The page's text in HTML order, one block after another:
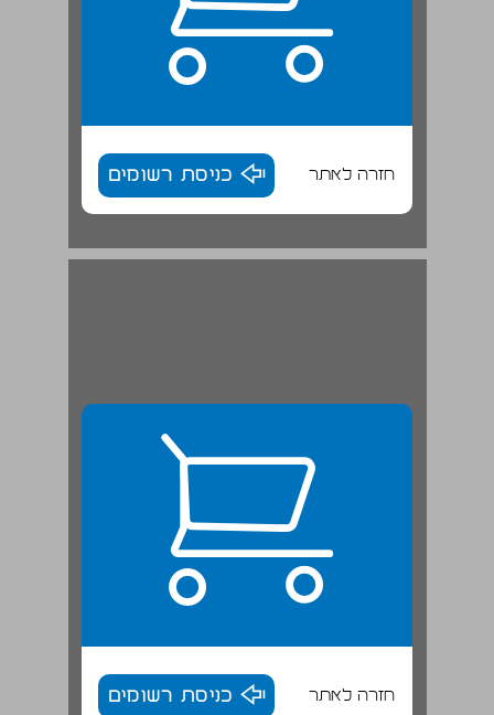
חזרה לאתר כניסת רשומים
חזרה לאתר כניסת רשומים